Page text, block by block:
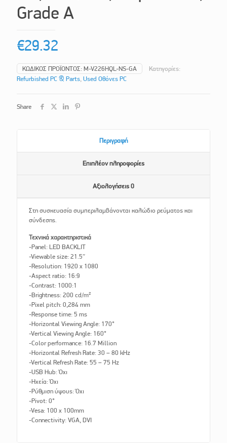
Grade A
€29.32
ΚΩΔΙΚΌΣ ΠΡΟΪΌΝΤΟΣ: M-V226HQL-NS-GA
Κατηγορίες:
Refurbished PC & Parts, Used Οθόνες PC
Share
Περιγραφή
Επιπλέον πληροφορίες
Αξιολογήσεις 0
Στη συσκευασία συμπεριλαμβάνονται καλώδιο ρεύματος και
σύνδεσης.
Τεχνικά χαρακτηριστικά
-Panel: LED BACKLIT
-Viewable size: 21.5″
-Resolution: 1920 x 1080
-Aspect ratio: 16:9
-Contrast: 1000:1
-Brightness: 200 cd/m²
-Pixel pitch: 0,284 mm
-Response time: 5 ms
-Horizontal Viewing Angle: 170°
-Vertical Viewing Angle: 160°
-Color performance: 16.7 Million
-Horizontal Refresh Rate: 30 – 80 kHz
-Vertical Refresh Rate: 55 – 75 Hz
-USB Hub: Όχι
-Ηχεία: Όχι
-Ρύθμιση ύψους: Όχι
-Pivot: 0°
-Vesa: 100 x 100mm
-Connectivity: VGA, DVI